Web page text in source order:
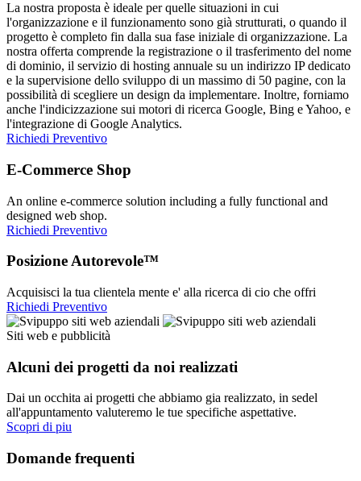
La nostra proposta è ideale per quelle situazioni in cui
l'organizzazione e il funzionamento sono già strutturati, o quando il
progetto è completo fin dalla sua fase iniziale di organizzazione. La
nostra offerta comprende la registrazione o il trasferimento del nome
di dominio, il servizio di hosting annuale su un indirizzo IP dedicato
e la supervisione dello sviluppo di un massimo di 50 pagine, con la
possibilità di scegliere un design da implementare. Inoltre, forniamo
anche l'indicizzazione sui motori di ricerca Google, Bing e Yahoo, e
l'integrazione di Google Analytics.
Richiedi Preventivo
E-Commerce Shop
An online e-commerce solution including a fully functional and
designed web shop.
Richiedi Preventivo
Posizione Autorevole™
Acquisisci la tua clientela mente e' alla ricerca di cio che offri
Richiedi Preventivo
Siti web e pubblicità
Alcuni dei progetti da noi realizzati
Dai un occhita ai progetti che abbiamo gia realizzato, in sedel
all'appuntamento valuteremo le tue specifiche aspettative.
Scopri di piu
Domande frequenti